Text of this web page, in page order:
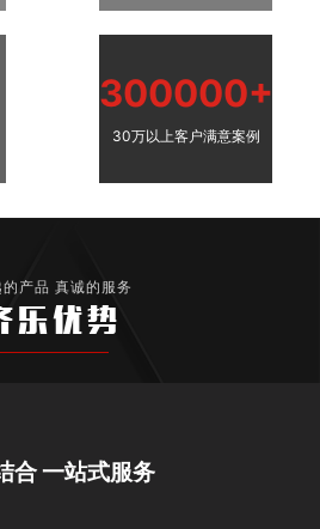
300000+
30万以上客户满意案例
的产品 真诚的服务
乐优势
合 一站式服务